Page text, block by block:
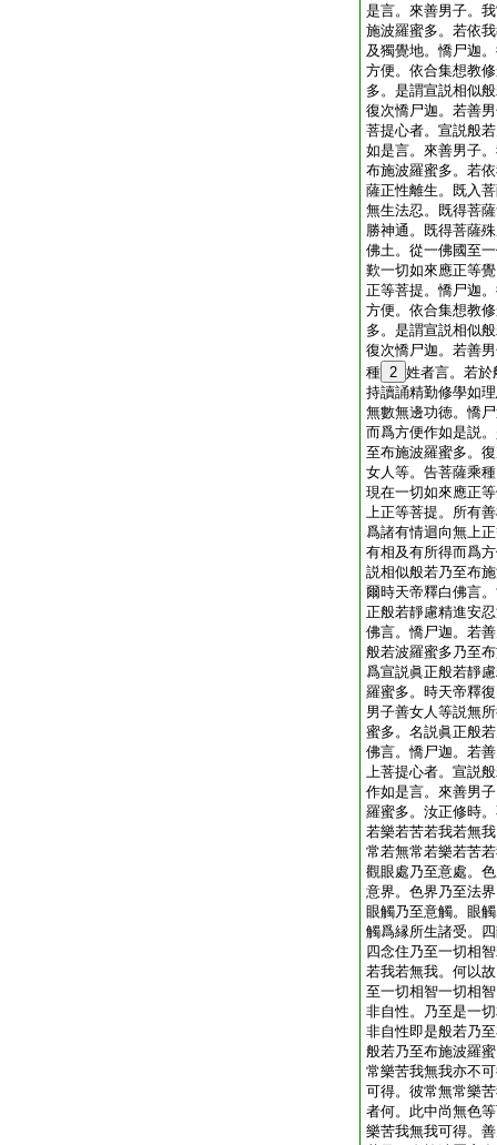
是言。來善男子。
施波羅蜜多。若依
及獨覺地。憍尸迦
方便。依合集想教
多。是謂宣説相似
復次憍尸迦。若善
菩提心者。宣説般
如是言。來善男子
布施波羅蜜多。若
薩正性離生。既入
無生法忍。既得菩
勝神通。既得菩薩
佛土。從一佛國至
歎一切如來應正等
正等菩提。憍尸迦
方便。依合集想教
多。是謂宣説相似
復次憍尸迦。若善
種 2 姓者言。若於
持讀誦精勤修學如
無數無邊功徳。憍
而爲方便作如是説
至布施波羅蜜多。
女人等。告菩薩乘
現在一切如來應正
上正等菩提。所有
爲諸有情迴向無上
有相及有所得而爲
説相似般若乃至布
爾時天帝釋白佛言
正般若靜慮精進安
佛言。憍尸迦。若
般若波羅蜜多乃至
爲宣説眞正般若靜
羅蜜多。時天帝釋
男子善女人等説無
蜜多。名説眞正般
佛言。憍尸迦。若
上菩提心者。宣説
作如是言。來善男
羅蜜多。汝正修時
若樂若苦若我若無
常若無常若樂若苦
觀眼處乃至意處。
意界。色界乃至法
眼觸乃至意觸。眼
觸爲縁所生諸受。
四念住乃至一切相
若我若無我。何以
至一切相智一切相
非自性。乃至是一
非自性即是般若乃
般若乃至布施波羅
常樂苦我無我亦不
可得。彼常無常樂
者何。此中尚無色
樂苦我無我可得。